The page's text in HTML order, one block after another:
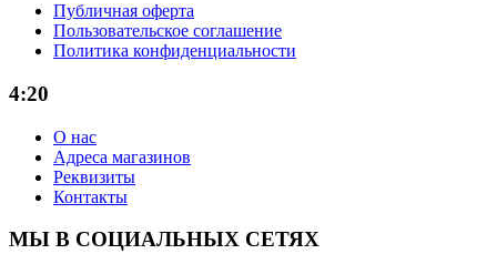
Публичная оферта
Пользовательское соглашение
Политика конфиденциальности
4:20
О нас
Адреса магазинов
Реквизиты
Контакты
МЫ В СОЦИАЛЬНЫХ СЕТЯХ